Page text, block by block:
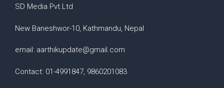
SD Media Pvt.Ltd
New Baneshwor-10, Kathmandu, Nepal
email: aarthikupdate@gmail.com
Contact: 01-4991847, 9860201083